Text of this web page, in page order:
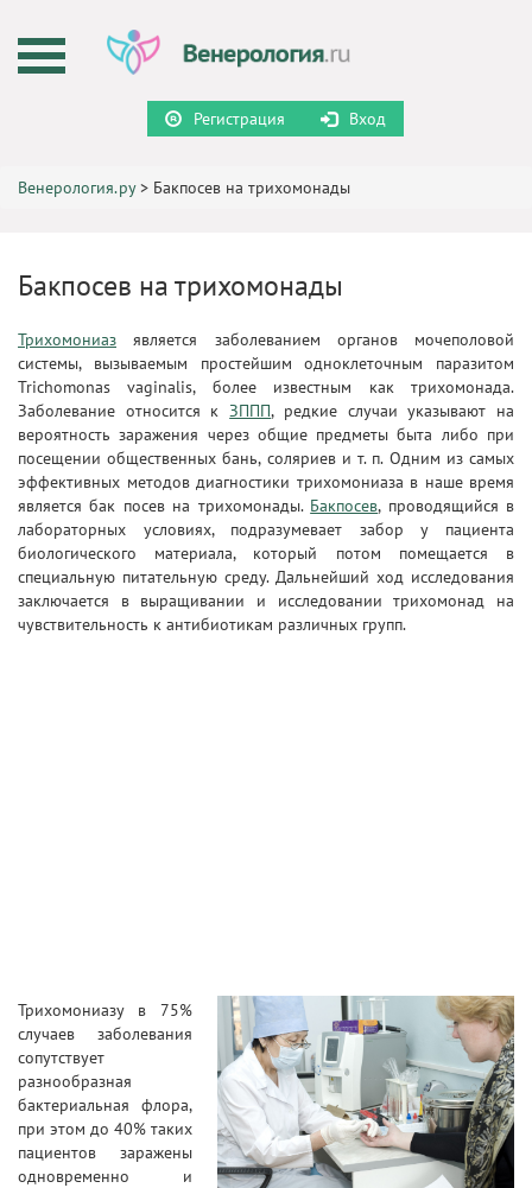
Регистрация Вход
Венерология.ру> Бакпосев на трихомонады
Бакпосев на трихомонады
Трихомониаз является заболеванием органов мочеполовой
системы, вызываемым простейшим одноклеточным паразитом
Trichomonas vaginalis, более известным как трихомонада.
Заболевание относится кЗППП, редкие случаи указывают на
вероятность заражения через общие предметы быта либо при
посещении общественных бань, соляриев и т. п. Одним из самых
эффективных методов диагностики трихомониаза в наше время
является бак посев на трихомонады. Бакпосев, проводящийся в
лабораторных условиях, подразумевает забор у пациента
биологического материала, который потом помещается в
специальную питательную среду. Дальнейший ход исследования
заключается в выращивании и исследовании трихомонад на
чувствительность к антибиотикам различных групп.
Трихомониазу в 75%
случаев заболевания
сопутствует
разнообразная
бактериальная флора,
при этом до 40% таких
пациентов заражены
одновременно и